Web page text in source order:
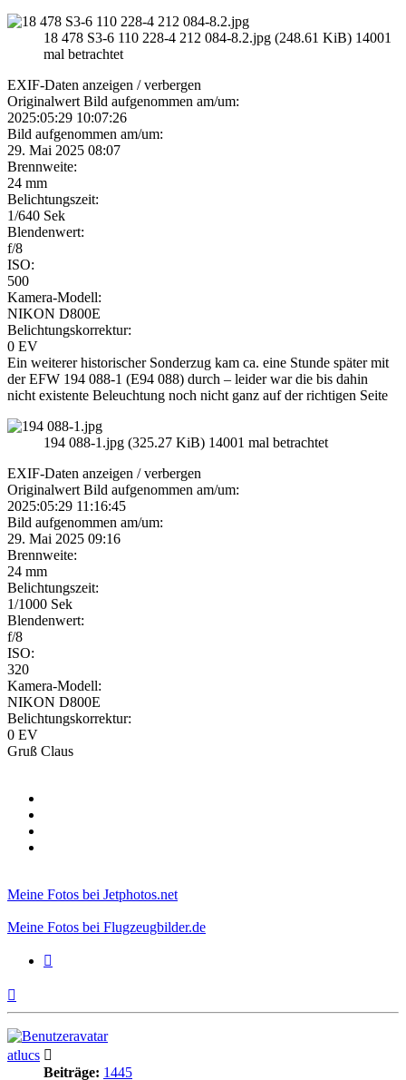
18 478 S3-6 110 228-4 212 084-8.2.jpg (248.61 KiB) 14001
mal betrachtet
EXIF-Daten anzeigen / verbergen
Originalwert Bild aufgenommen am/um:
2025:05:29 10:07:26
Bild aufgenommen am/um:
29. Mai 2025 08:07
Brennweite:
24 mm
Belichtungszeit:
1/640 Sek
Blendenwert:
f/8
ISO:
500
Kamera-Modell:
NIKON D800E
Belichtungskorrektur:
0 EV
Ein weiterer historischer Sonderzug kam ca. eine Stunde später mit
der EFW 194 088-1 (E94 088) durch – leider war die bis dahin
nicht existente Beleuchtung noch nicht ganz auf der richtigen Seite
194 088-1.jpg (325.27 KiB) 14001 mal betrachtet
EXIF-Daten anzeigen / verbergen
Originalwert Bild aufgenommen am/um:
2025:05:29 11:16:45
Bild aufgenommen am/um:
29. Mai 2025 09:16
Brennweite:
24 mm
Belichtungszeit:
1/1000 Sek
Blendenwert:
f/8
ISO:
320
Kamera-Modell:
NIKON D800E
Belichtungskorrektur:
0 EV
Gruß Claus
Meine Fotos bei Jetphotos.net
Meine Fotos bei Flugzeugbilder.de
atlucs
Beiträge: 1445